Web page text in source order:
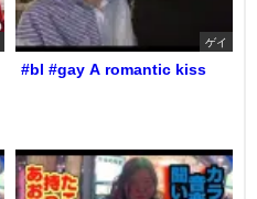
ゲイ
#bl #gay A romantic kiss